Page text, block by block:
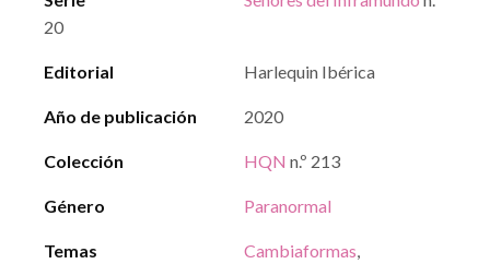
20
Editorial Harlequin Ibérica
Año de publicación 2020
Colección HQN n.º 213
Género Paranormal
Temas Cambiaformas,